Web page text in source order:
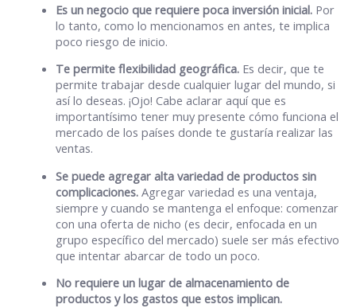
Es un negocio que requiere poca inversión inicial. Por
lo tanto, como lo mencionamos en antes, te implica
poco riesgo de inicio.
Te permite flexibilidad geográfica. Es decir, que te
permite trabajar desde cualquier lugar del mundo, si
así lo deseas. ¡Ojo! Cabe aclarar aquí que es
importantísimo tener muy presente cómo funciona el
mercado de los países donde te gustaría realizar las
ventas.
Se puede agregar alta variedad de productos sin
complicaciones.Agregar variedad es una ventaja,
siempre y cuando se mantenga el enfoque: comenzar
con una oferta de nicho (es decir, enfocada en un
grupo específico del mercado) suele ser más efectivo
que intentar abarcar de todo un poco.
No requiere un lugar de almacenamiento de
productos y los gastos que estos implican.